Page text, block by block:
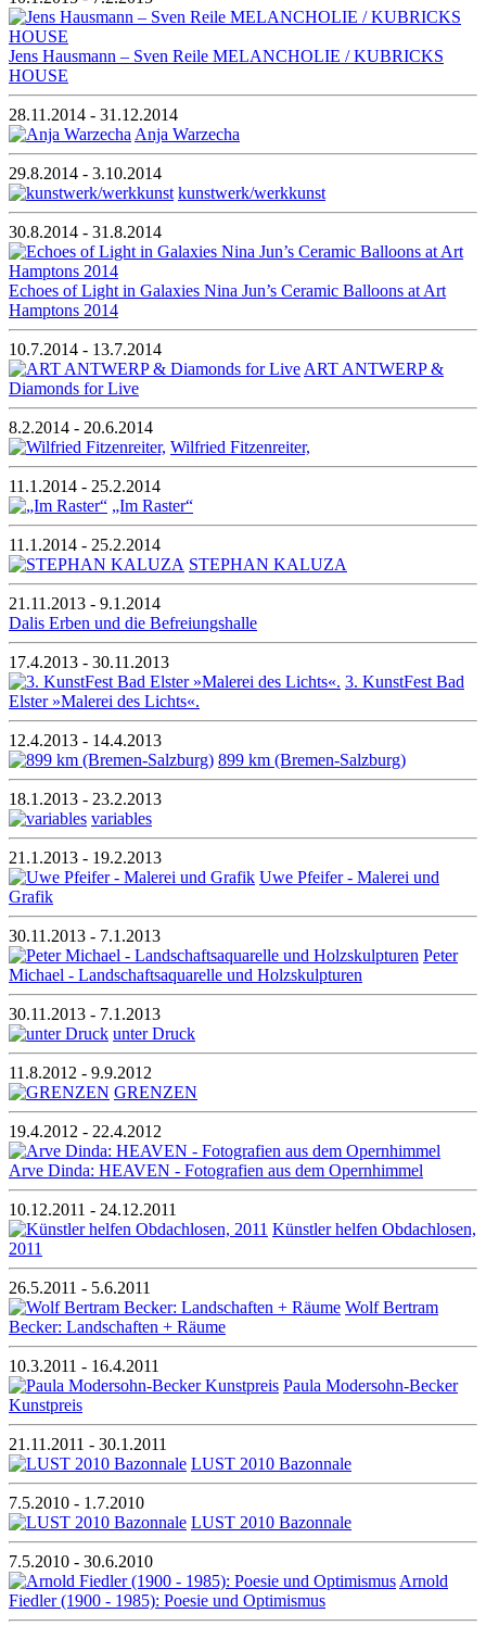
Jens Hausmann – Sven Reile MELANCHOLIE / KUBRICKS
HOUSE
28.11.2014 - 31.12.2014
Anja Warzecha
29.8.2014 - 3.10.2014
kunstwerk/werkkunst
30.8.2014 - 31.8.2014
Echoes of Light in Galaxies Nina Jun’s Ceramic Balloons at Art
Hamptons 2014
10.7.2014 - 13.7.2014
ART ANTWERP &
Diamonds for Live
8.2.2014 - 20.6.2014
Wilfried Fitzenreiter,
11.1.2014 - 25.2.2014
„Im Raster“
11.1.2014 - 25.2.2014
STEPHAN KALUZA
21.11.2013 - 9.1.2014
Dalis Erben und die Befreiungshalle
17.4.2013 - 30.11.2013
3. KunstFest Bad
Elster »Malerei des Lichts«.
12.4.2013 - 14.4.2013
899 km (Bremen-Salzburg)
18.1.2013 - 23.2.2013
variables
21.1.2013 - 19.2.2013
Uwe Pfeifer - Malerei und
Grafik
30.11.2013 - 7.1.2013
Peter
Michael - Landschaftsaquarelle und Holzskulpturen
30.11.2013 - 7.1.2013
unter Druck
11.8.2012 - 9.9.2012
GRENZEN
19.4.2012 - 22.4.2012
Arve Dinda: HEAVEN - Fotografien aus dem Opernhimmel
10.12.2011 - 24.12.2011
Künstler helfen Obdachlosen,
2011
26.5.2011 - 5.6.2011
Wolf Bertram
Becker: Landschaften + Räume
10.3.2011 - 16.4.2011
Paula Modersohn-Becker
Kunstpreis
21.11.2011 - 30.1.2011
LUST 2010 Bazonnale
7.5.2010 - 1.7.2010
LUST 2010 Bazonnale
7.5.2010 - 30.6.2010
Arnold
Fiedler (1900 - 1985): Poesie und Optimismus